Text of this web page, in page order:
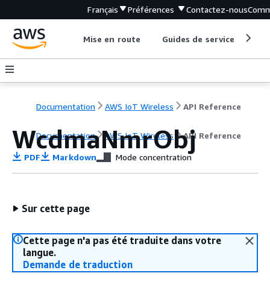
Français Préférences Contactez-nous
Mise en route Guides de service
Documentation AWS IoT Wireless API Reference
Documentation AWS IoT Wireless API Reference
WcdmaNmrObj
PDF Markdown Mode concentration
Sur cette page
Cette page n'a pas été traduite dans votre
langue.
Demande de traduction